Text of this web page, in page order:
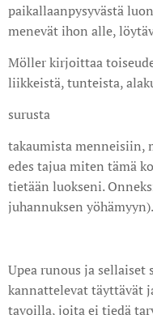
paikallaanpysyvästä
menevät ihon alle,
Möller kirjoittaa
liikkeistä, tunteista,
surusta
takaumista menneisiin,
edes tajua miten tämä
tietään luokseni.
juhannuksen yöhämyyn).
Upea runous ja
kannattelevat täyttävät
tavoilla, joita ei tiedä